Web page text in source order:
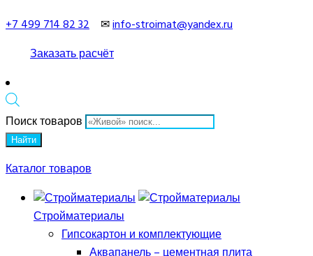
+7 499 714 82 32 ✉info-stroimat@yandex.ru
Заказать расчёт
Поиск товаров
Найти
Каталог товаров
Стройматериалы
Гипсокартон и комплектующие